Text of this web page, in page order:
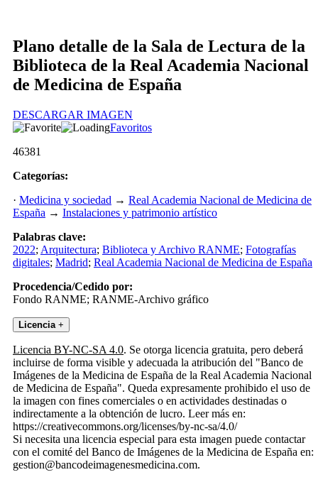
Plano detalle de la Sala de Lectura de la
Biblioteca de la Real Academia Nacional
de Medicina de España
DESCARGAR IMAGEN
Favoritos
46381
Categorías:
· Medicina y sociedad → Real Academia Nacional de Medicina de
España → Instalaciones y patrimonio artístico
Palabras clave:
2022; Arquitectura; Biblioteca y Archivo RANME; Fotografías
digitales; Madrid; Real Academia Nacional de Medicina de España
Procedencia/Cedido por:
Fondo RANME; RANME-Archivo gráfico
Licencia +
Licencia BY-NC-SA 4.0. Se otorga licencia gratuita, pero deberá
incluirse de forma visible y adecuada la atribución del "Banco de
Imágenes de la Medicina de España de la Real Academia Nacional
de Medicina de España". Queda expresamente prohibido el uso de
la imagen con fines comerciales o en actividades destinadas o
indirectamente a la obtención de lucro. Leer más en:
https://creativecommons.org/licenses/by-nc-sa/4.0/
Si necesita una licencia especial para esta imagen puede contactar
con el comité del Banco de Imágenes de la Medicina de España en:
gestion@bancodeimagenesmedicina.com.